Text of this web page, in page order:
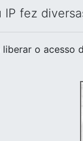
IP fez
liberar o acesso